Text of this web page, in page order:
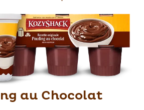
au Chocolat